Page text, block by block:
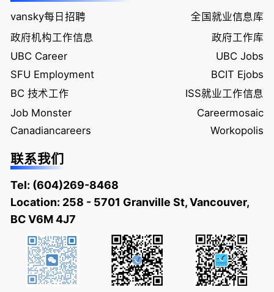
vansky每日招聘
全国就业信息库
政府机构工作信息
政府工作库
UBC Career
UBC Jobs
SFU Employment
BCIT Ejobs
BC 技术工作
ISS就业工作信息
Job Monster
Careermosaic
Canadiancareers
Workopolis
联系我们
Tel: (604)269-8468
Location: 258 - 5701 Granville St, Vancouver,
BC V6M 4J7